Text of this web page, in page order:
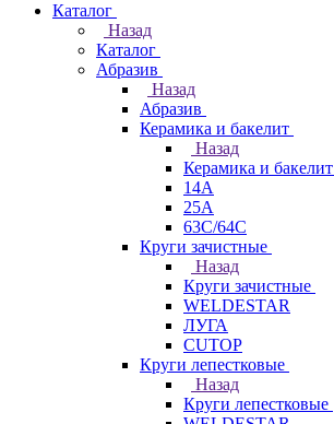
Каталог
Назад
Каталог
Абразив
Назад
Абразив
Керамика и бакелит
Назад
Керамика и бакелит
14А
25А
63С/64С
Круги зачистные
Назад
Круги зачистные
WELDESTAR
ЛУГА
CUTOP
Круги лепестковые
Назад
Круги лепестковые